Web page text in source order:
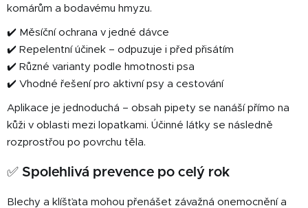
komárům a bodavému hmyzu.
✔️ Měsíční ochrana v jedné dávce
✔️ Repelentní účinek – odpuzuje i před přisátím
✔️ Různé varianty podle hmotnosti psa
✔️ Vhodné řešení pro aktivní psy a cestování
Aplikace je jednoduchá – obsah pipety se nanáší přímo na
kůži v oblasti mezi lopatkami. Účinné látky se následně
rozprostřou po povrchu těla.
✅ Spolehlivá prevence po celý rok
Blechy a klíšťata mohou přenášet závažná onemocnění a